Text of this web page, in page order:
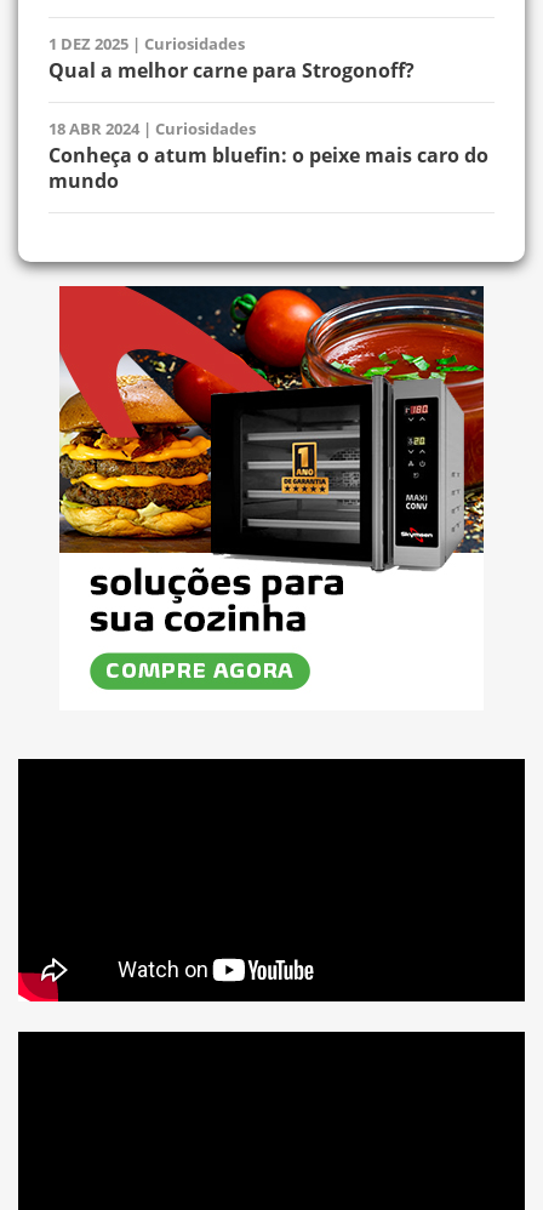
1 DEZ 2025 | Curiosidades
Qual a melhor carne para Strogonoff?
18 ABR 2024 | Curiosidades
Conheça o atum bluefin: o peixe mais caro do
mundo